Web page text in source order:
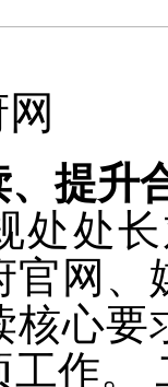
提升
处处
官网、
核心要
作。